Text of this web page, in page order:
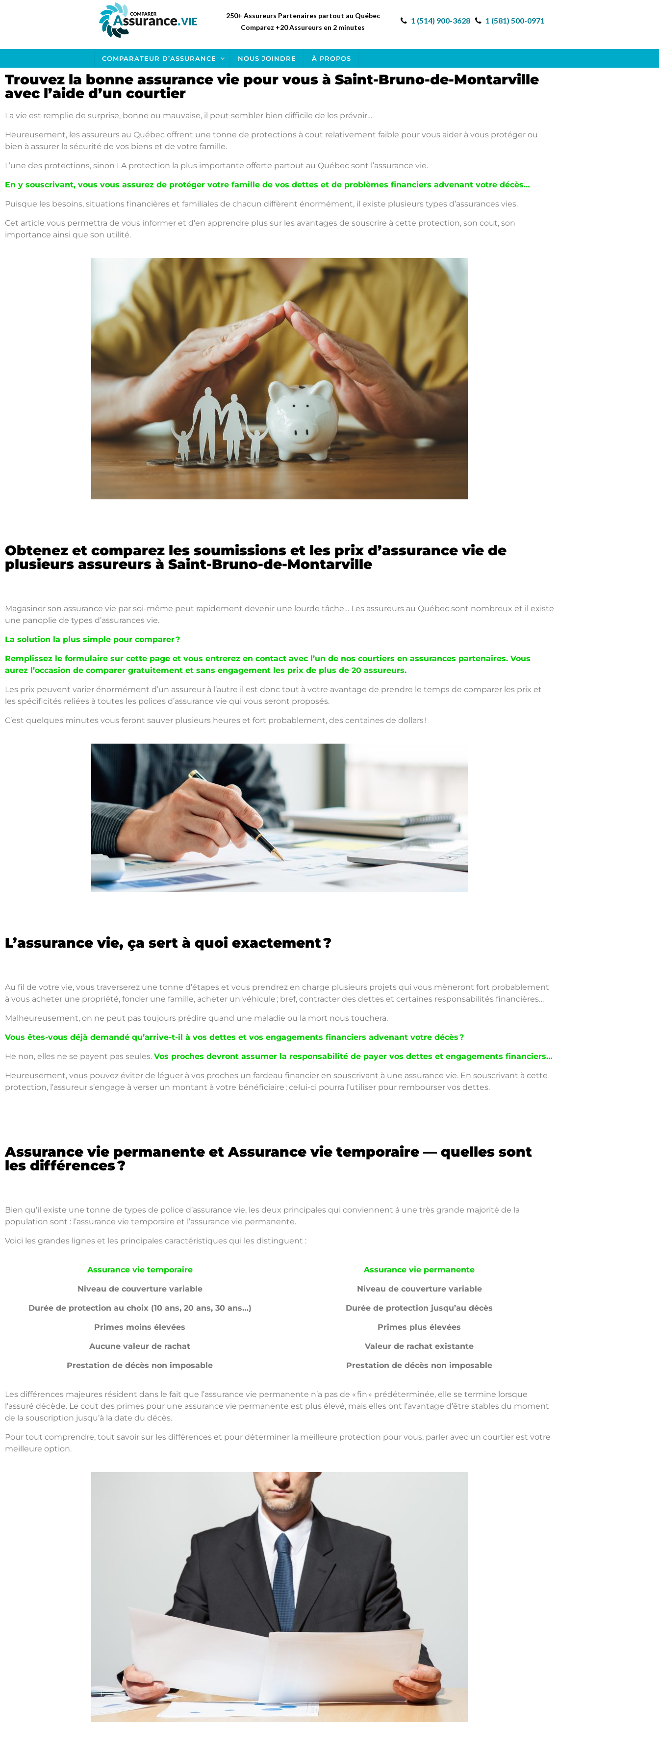
250+ Assureurs Partenaires partout au Québec
Comparez +20 Assureurs en 2 minutes
1 (514) 900-3628 1 (581) 500-0971
COMPARATEUR D’ASSURANCE NOUS JOINDRE À PROPOS
Trouvez la bonne assurance vie pour vous à Saint-Bruno-de-Montarville
avec l’aide d’un courtier
La vie est remplie de surprise, bonne ou mauvaise, il peut sembler bien difficile de les prévoir…
Heureusement, les assureurs au Québec offrent une tonne de protections à cout relativement faible pour vous aider à vous protéger ou
bien à assurer la sécurité de vos biens et de votre famille.
L’une des protections, sinon LA protection la plus importante offerte partout au Québec sont l’assurance vie.
En y souscrivant, vous vous assurez de protéger votre famille de vos dettes et de problèmes financiers advenant votre décès…
Puisque les besoins, situations financières et familiales de chacun diffèrent énormément, il existe plusieurs types d’assurances vies.
Cet article vous permettra de vous informer et d’en apprendre plus sur les avantages de souscrire à cette protection, son cout, son
importance ainsi que son utilité.
Obtenez et comparez les soumissions et les prix d’assurance vie de
plusieurs assureurs à Saint-Bruno-de-Montarville
Magasiner son assurance vie par soi-même peut rapidement devenir une lourde tâche… Les assureurs au Québec sont nombreux et il existe
une panoplie de types d’assurances vie.
La solution la plus simple pour comparer ?
Remplissez le formulaire sur cette page et vous entrerez en contact avec l’un de nos courtiers en assurances partenaires. Vous
aurez l’occasion de comparer gratuitement et sans engagement les prix de plus de 20 assureurs.
Les prix peuvent varier énormément d’un assureur à l’autre il est donc tout à votre avantage de prendre le temps de comparer les prix et
les spécificités reliées à toutes les polices d’assurance vie qui vous seront proposés.
C’est quelques minutes vous feront sauver plusieurs heures et fort probablement, des centaines de dollars !
L’assurance vie, ça sert à quoi exactement ?
Au fil de votre vie, vous traverserez une tonne d’étapes et vous prendrez en charge plusieurs projets qui vous mèneront fort probablement
à vous acheter une propriété, fonder une famille, acheter un véhicule ; bref, contracter des dettes et certaines responsabilités financières…
Malheureusement, on ne peut pas toujours prédire quand une maladie ou la mort nous touchera.
Vous êtes-vous déjà demandé qu’arrive-t-il à vos dettes et vos engagements financiers advenant votre décès ?
He non, elles ne se payent pas seules. Vos proches devront assumer la responsabilité de payer vos dettes et engagements financiers…
Heureusement, vous pouvez éviter de léguer à vos proches un fardeau financier en souscrivant à une assurance vie. En souscrivant à cette
protection, l’assureur s’engage à verser un montant à votre bénéficiaire ; celui-ci pourra l’utiliser pour rembourser vos dettes.
Assurance vie permanente et Assurance vie temporaire — quelles sont
les différences ?
Bien qu’il existe une tonne de types de police d’assurance vie, les deux principales qui conviennent à une très grande majorité de la
population sont : l’assurance vie temporaire et l’assurance vie permanente.
Voici les grandes lignes et les principales caractéristiques qui les distinguent :
Assurance vie temporaire
Niveau de couverture variable
Durée de protection au choix (10 ans, 20 ans, 30 ans…)
Primes moins élevées
Aucune valeur de rachat
Prestation de décès non imposable
Assurance vie permanente
Niveau de couverture variable
Durée de protection jusqu’au décès
Primes plus élevées
Valeur de rachat existante
Prestation de décès non imposable
Les différences majeures résident dans le fait que l’assurance vie permanente n’a pas de « fin » prédéterminée, elle se termine lorsque
l’assuré décède. Le cout des primes pour une assurance vie permanente est plus élevé, mais elles ont l’avantage d’être stables du moment
de la souscription jusqu’à la date du décès.
Pour tout comprendre, tout savoir sur les différences et pour déterminer la meilleure protection pour vous, parler avec un courtier est votre
meilleure option.